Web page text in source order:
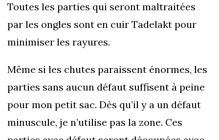
Toutes les parties qui seront maltraitées
par les ongles sont en cuir Tadelakt pour
minimiser les rayures.
Même si les chutes paraissent énormes, les
parties sans aucun défaut suffisent à peine
pour mon petit sac. Dès qu’il y a un défaut
minuscule, je n’utilise pas la zone. Ces